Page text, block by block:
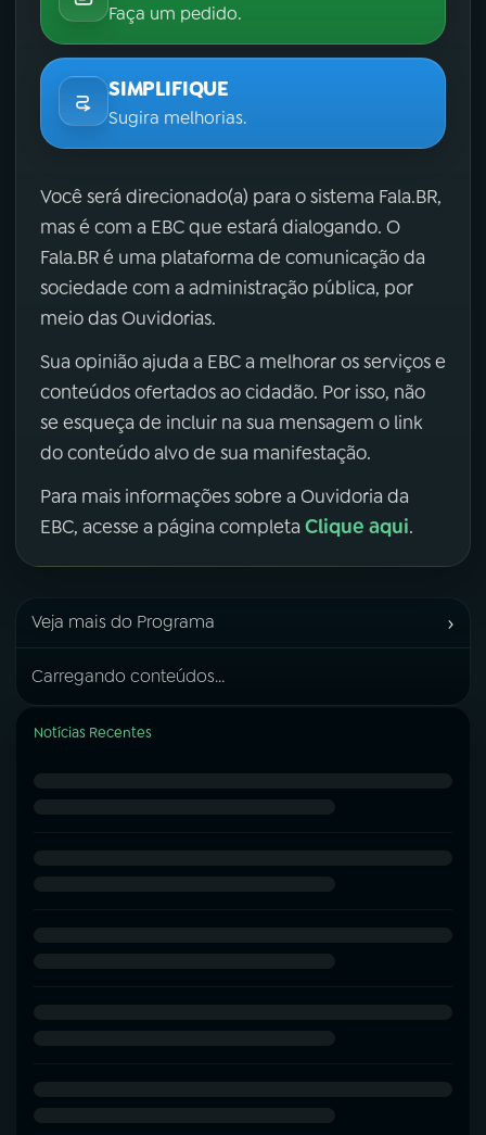
Faça um pedido.
SIMPLIFIQUE
Sugira melhorias.
Você será direcionado(a) para o sistema Fala.BR,
mas é com a EBC que estará dialogando. O
Fala.BR é uma plataforma de comunicação da
sociedade com a administração pública, por
meio das Ouvidorias.
Sua opinião ajuda a EBC a melhorar os serviços e
conteúdos ofertados ao cidadão. Por isso, não
se esqueça de incluir na sua mensagem o link
do conteúdo alvo de sua manifestação.
Para mais informações sobre a Ouvidoria da
EBC, acesse a página completa Clique aqui.
Veja mais do Programa ›
Carregando conteúdos...
Notícias Recentes